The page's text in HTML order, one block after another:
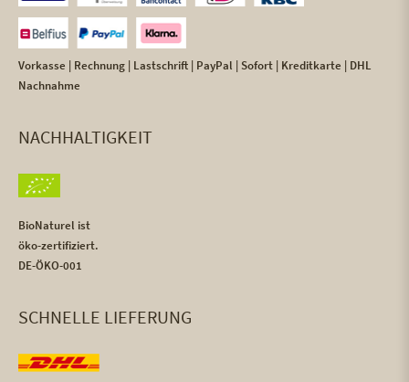
Vorkasse | Rechnung | Lastschrift | PayPal | Sofort | Kreditkarte | DHL
Nachnahme
NACHHALTIGKEIT
BioNaturel ist
öko-zertifiziert.
DE-ÖKO-001
SCHNELLE LIEFERUNG